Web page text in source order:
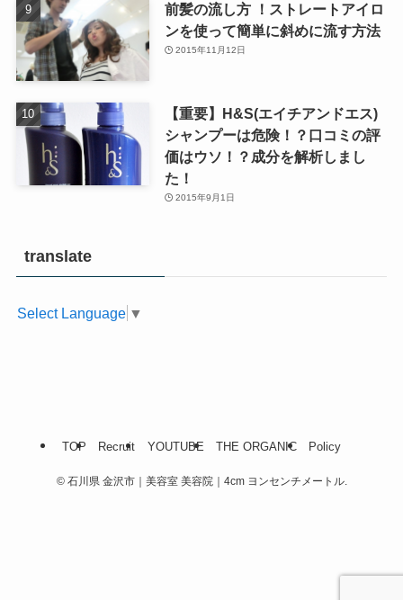
前髪の流し方 ！ストレートアイロ
ンを使って簡単に斜めに流す方法
2015年11月12日
【重要】H&S(エイチアンドエス)
シャンプーは危険！？口コミの評
価はウソ！？成分を解析しまし
た！
2015年9月1日
translate
Select Language ▼
TOP Recruit YOUTUBE THE ORGANIC Policy
©石川県 金沢市｜美容室 美容院｜4cm ヨンセンチメートル.